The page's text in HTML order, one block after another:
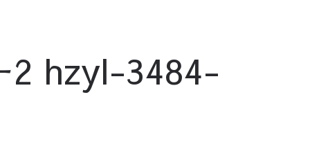
2 hzyl-3484-